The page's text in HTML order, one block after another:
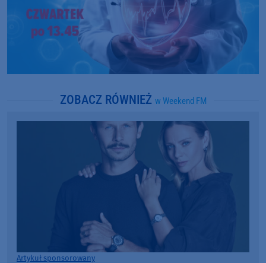
ZOBACZ RÓWNIEŻ w Weekend FM
Artykuł sponsorowany